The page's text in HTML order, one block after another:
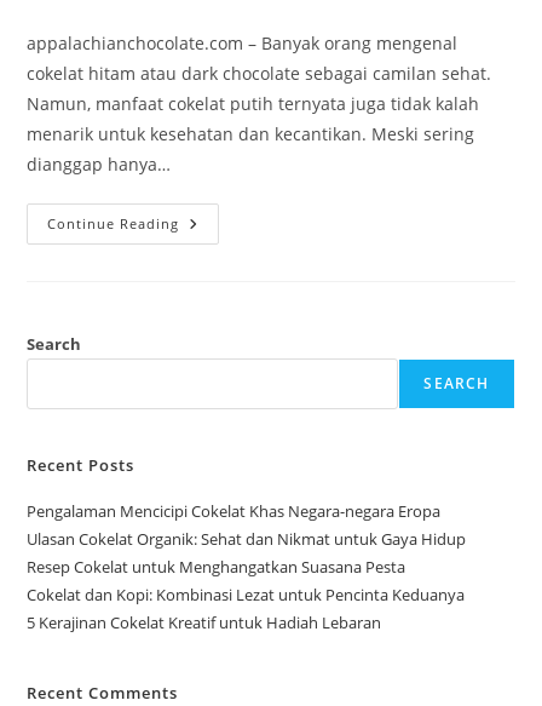
appalachianchocolate.com – Banyak orang mengenal
cokelat hitam atau dark chocolate sebagai camilan sehat.
Namun, manfaat cokelat putih ternyata juga tidak kalah
menarik untuk kesehatan dan kecantikan. Meski sering
dianggap hanya…
Continue Reading Manfaat
Cokelat
Search
SEARCH
Recent Posts
Pengalaman Mencicipi Cokelat Khas Negara-negara Eropa
Ulasan Cokelat Organik: Sehat dan Nikmat untuk Gaya Hidup
Resep Cokelat untuk Menghangatkan Suasana Pesta
Cokelat dan Kopi: Kombinasi Lezat untuk Pencinta Keduanya
5 Kerajinan Cokelat Kreatif untuk Hadiah Lebaran
Recent Comments